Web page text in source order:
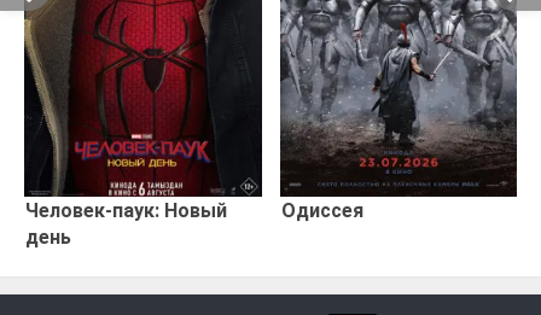
Человек-паук: Новый
день
Одиссея